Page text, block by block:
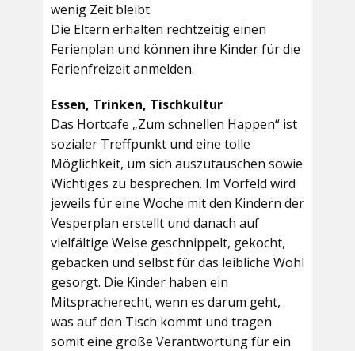
wenig Zeit bleibt.
Die Eltern erhalten rechtzeitig einen
Ferienplan und können ihre Kinder für die
Ferienfreizeit anmelden.
Essen, Trinken, Tischkultur
Das Hortcafe „Zum schnellen Happen“ ist
sozialer Treffpunkt und eine tolle
Möglichkeit, um sich auszutauschen sowie
Wichtiges zu besprechen. Im Vorfeld wird
jeweils für eine Woche mit den Kindern der
Vesperplan erstellt und danach auf
vielfältige Weise geschnippelt, gekocht,
gebacken und selbst für das leibliche Wohl
gesorgt. Die Kinder haben ein
Mitspracherecht, wenn es darum geht,
was auf den Tisch kommt und tragen
somit eine große Verantwortung für ein